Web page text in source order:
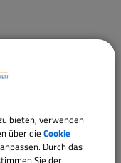
bieten, verwenden
über die Cookie
Durch das
Sie der